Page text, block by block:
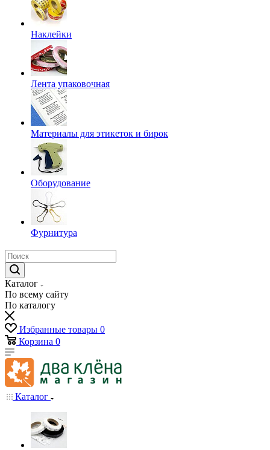
Наклейки
Лента упаковочная
Материалы для этикеток и бирок
Оборудование
Фурнитура
Каталог
По всему сайту
По каталогу
Избранные товары 0
Корзина 0
Каталог